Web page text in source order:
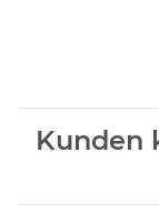
Kunden